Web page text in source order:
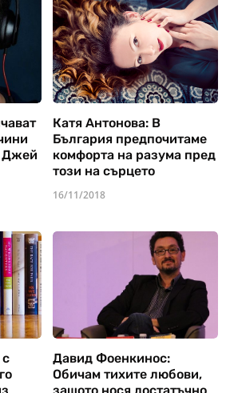
Джей
Катя Антонова: В
България предпочитаме
комфорта на разума пред
този на сърцето
16/11/2018
Давид Фоенкинос:
Обичам тихите любови,